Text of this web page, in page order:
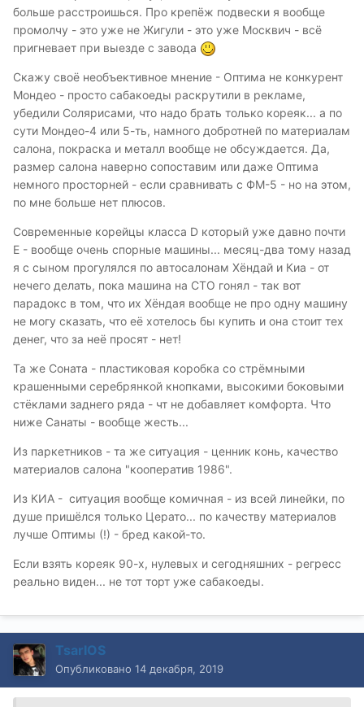
больше расстроишься. Про крепёж подвески я вообще
промолчу - это уже не Жигули - это уже Москвич - всё
пригневает при выезде с завода
Скажу своё необъективное мнение - Оптима не конкурент
Мондео - просто сабакоеды раскрутили в рекламе,
убедили Солярисами, что надо брать только кореяк... а по
сути Мондео-4 или 5-ть, намного добротней по материалам
салона, покраска и металл вообще не обсуждается. Да,
размер салона наверно сопоставим или даже Оптима
немного просторней - если сравнивать с ФМ-5 - но на этом,
по мне больше нет плюсов.
Современные корейцы класса D который уже давно почти
Е - вообще очень спорные машины... месяц-два тому назад
я с сыном прогулялся по автосалонам Хёндай и Киа - от
нечего делать, пока машина на СТО гонял - так вот
парадокс в том, что их Хёндая вообще не про одну машину
не могу сказать, что её хотелось бы купить и она стоит тех
денег, что за неё просят - нет!
Та же Соната - пластиковая коробка со стрёмными
крашенными серебрянкой кнопками, высокими боковыми
стёклами заднего ряда - чт не добавляет комфорта. Что
ниже Санаты - вообще жесть...
Из паркетников - та же ситуация - ценник конь, качество
материалов салона "кооператив 1986".
Из КИА - ситуация вообще комичная - из всей линейки, по
душе пришёлся только Церато... по качеству материалов
лучше Оптимы (!) - бред какой-то.
Если взять кореяк 90-х, нулевых и сегодняшних - регресс
реально виден... не тот торт уже сабакоеды.
TsarIOS
Опубликовано 14 декабря, 2019